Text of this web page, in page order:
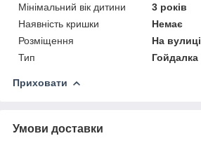
Мінімальний вік дитини
3 років
Наявність кришки
Немає
Розміщення
На вулиці
Тип
Гойдалка
Приховати
Умови доставки